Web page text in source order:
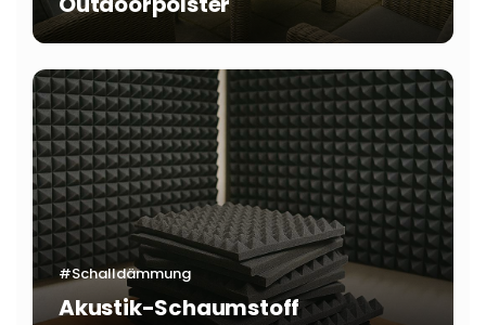
#Schalldämmung
Akustik-Schaumstoff